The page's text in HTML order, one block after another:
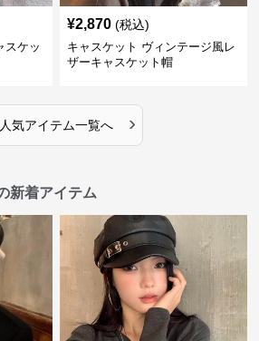
スケッ
¥2,870 (税込)
キャスケット ヴィンテージ風レ
ザーキャスケット帽
人気アイテム一覧へ ›
新着アイテム